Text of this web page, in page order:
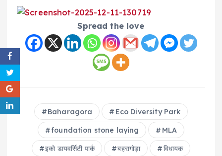
Spread the love
Baharagora Eco Diversity Park
foundation stone laying MLA
इको डायवर्सिटी पार्क बहरागोड़ा विधायक